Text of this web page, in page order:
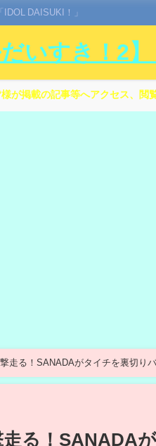
IDOL DAISUKI！」
だいすき！2
が掲載の記事等へアクセス、閲
走る！SANADA